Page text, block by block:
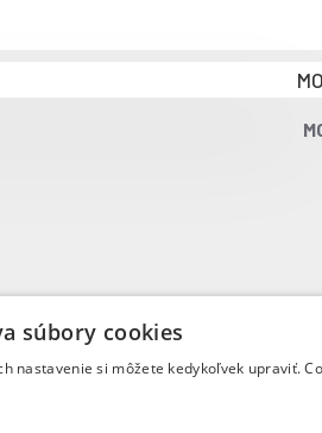
vyhradené
súbory cookies
nastavenie si môžete kedykoľvek upraviť.